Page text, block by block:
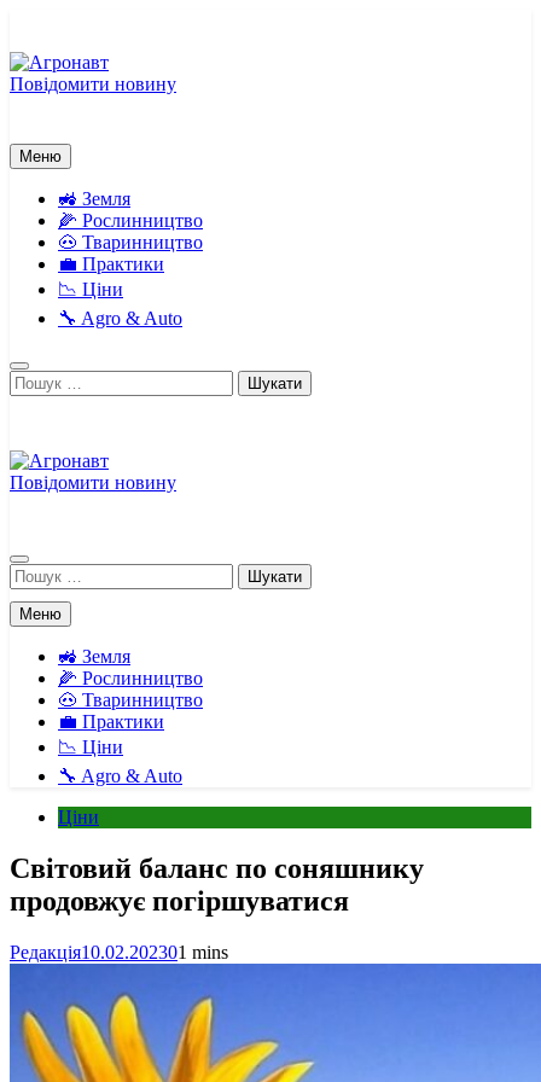
вмісту
Повідомити новину
Меню
🚜 Земля
🌽 Рослинництво
🐽 Тваринництво
💼 Практики
📉 Ціни
🔧 Agro & Auto
Пошук:
Повідомити новину
Пошук:
Меню
🚜 Земля
🌽 Рослинництво
🐽 Тваринництво
💼 Практики
📉 Ціни
🔧 Agro & Auto
Ціни
Світовий баланс по соняшнику
продовжує погіршуватися
Редакція10.02.202301 mins